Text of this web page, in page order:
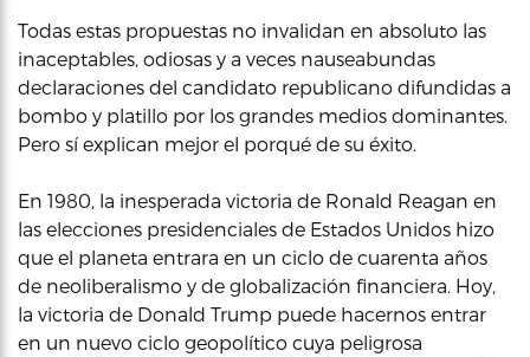
Todas estas propuestas no invalidan en absoluto las
inaceptables, odiosas y a veces nauseabundas
declaraciones del candidato republicano difundidas a
bombo y platillo por los grandes medios dominantes.
Pero sí explican mejor el porqué de su éxito.
En 1980, la inesperada victoria de Ronald Reagan en
las elecciones presidenciales de Estados Unidos hizo
que el planeta entrara en un ciclo de cuarenta años
de neoliberalismo y de globalización financiera. Hoy,
la victoria de Donald Trump puede hacernos entrar
en un nuevo ciclo geopolítico cuya peligrosa